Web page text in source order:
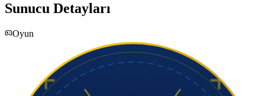
Sunucu Detayları
Oyun